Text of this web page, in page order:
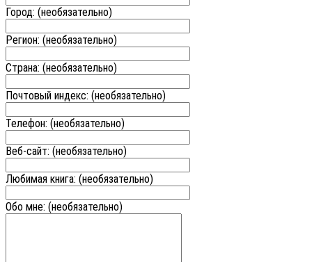
Город: (необязательно)
Регион: (необязательно)
Страна: (необязательно)
Почтовый индекс: (необязательно)
Телефон: (необязательно)
Веб-сайт: (необязательно)
Любимая книга: (необязательно)
Обо мне: (необязательно)